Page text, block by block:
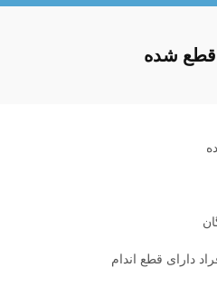
شده
دارای قطع اندام